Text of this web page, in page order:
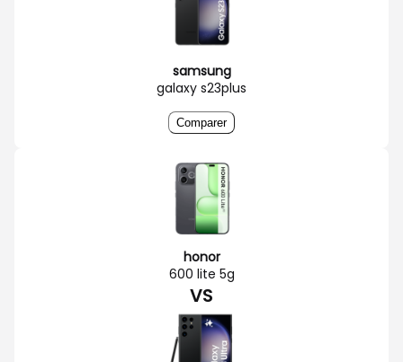
samsung
galaxy s23plus
Comparer
honor
600 lite 5g
VS